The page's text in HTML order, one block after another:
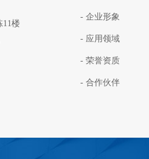
楼
- 企业形象
- 应用领域
- 荣誉资质
- 合作伙伴